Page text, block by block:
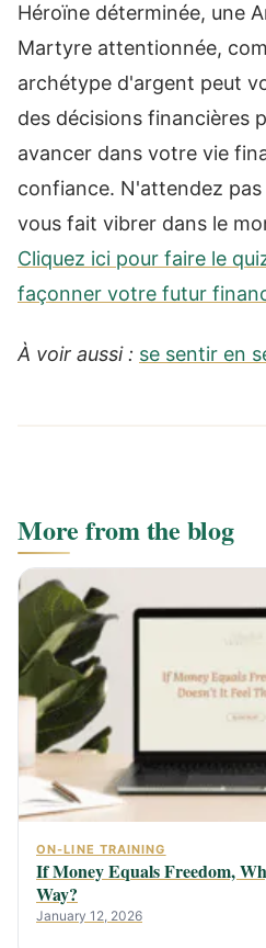
Héroïne déterminée, une
Martyre attentionnée,
archétype d'argent peut
des décisions financières
avancer dans votre vie
confiance. N'attendez
vous fait vibrer dans le
Cliquez ici pour faire le
façonner votre futur
À voir aussi : se sentir en
More from the blog
ON-LINE TRAINING
If Money Equals Freedom,
Way?
January 12, 2026